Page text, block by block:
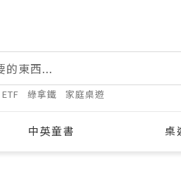
ETF 綠拿鐵 家庭桌遊
中英童書 桌